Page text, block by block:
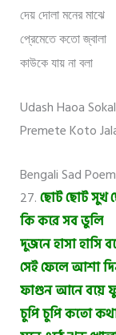
দেয় দোলা মনের মাঝে
প্রেমেতে কতো জ্বালা
কাউকে যায় না বলা
Udash Haoa
Premete Koto
Bengali Sad
27.ছোট ছোট সুখ
কি করে সব ভুলি
দুজনে হাসা হাসি
সেই ফেলে আশা
ফাগুন আনে বয়ে
চুপি চুপি কতো